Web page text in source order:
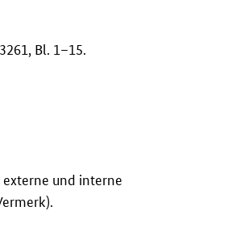
3261, Bl. 1–15.
und interne